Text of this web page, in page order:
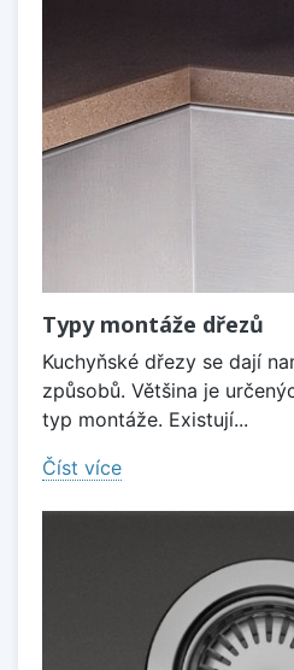
Typy montáže dřezů
Kuchyňské dřezy se dají
způsobů. Většina je
typ montáže. Existují...
Číst více